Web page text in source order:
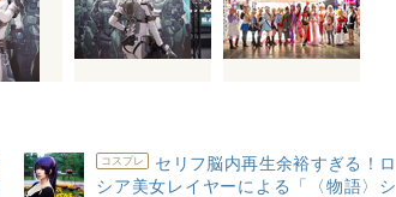
コスプレ
セリフ脳内再生余裕すぎる！ロ
シア美女レイヤーによる「〈物語〉シ